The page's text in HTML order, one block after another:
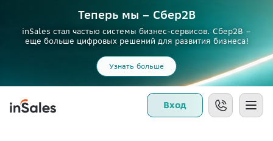
Теперь мы – Сбер2B
inSales стал частью системы бизнес-сервисов. Сбер2В –
еще больше цифровых решений для развития бизнеса!
Узнать больше
Вход